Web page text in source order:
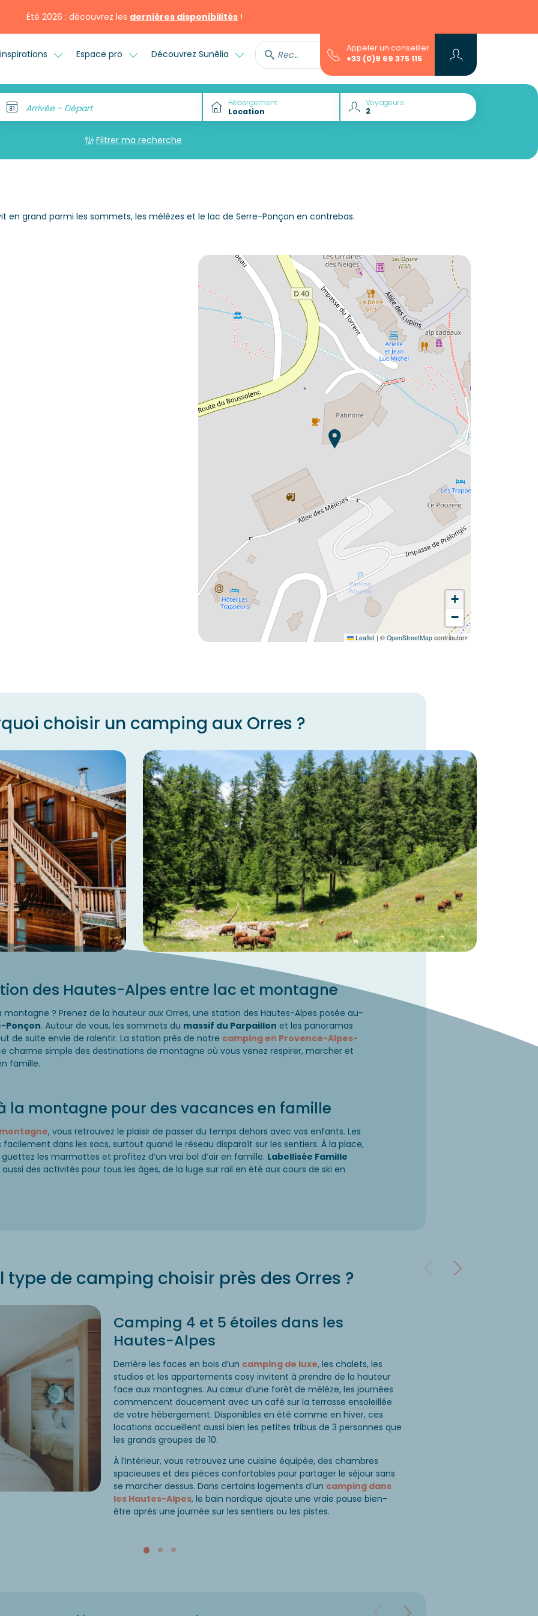
Été 2026 : découvrez les dernières disponibilités !
Espace pro Découvrez Sunêlia Rechercher avec l'assistant...
Appeler un conseiller
+33 (0)9 69 375 115
Arrivée - Départ Hébergement Voyageurs
Filtrer ma recherche
en grand parmi les sommets, les mélèzes et le lac de Serre-Ponçon en contrebas.
Envie de découvrir :
Résidence Les Logis d’Orres ?
Découvrir
+
−
Leaflet | © OpenStreetMapcontributors
choisir un camping aux Orres ?
des Hautes-Alpes entre lac et montagne
montagne ? Prenez de la hauteur aux Orres, une station des Hautes-Alpes posée au-
Ponçon. Autour de vous, les sommets du massif du Parpaillon et les panoramas
de suite envie de ralentir. La station près de notre camping en Provence-Alpes-
charme simple des destinations de montagne où vous venez respirer, marcher et
famille.
la montagne pour des vacances en famille
, vous retrouvez le plaisir de passer du temps dehors avec vos enfants. Les
dans les sacs, surtout quand le réseau disparaît sur les sentiers. À la place,
les marmottes et profitez d’un vrai bol d’air en famille. Labellisée Famille
des activités pour tous les âges, de la luge sur rail en été aux cours de ski en
type de camping choisir près des Orres ?
Camping 4 et 5 étoiles dans les
Hautes-Alpes
Derrière les faces en bois d’un camping de luxe, les chalets, les
studios et les appartements cosy invitent à prendre de la hauteur
face aux montagnes. Au cœur d’une forêt de mélèze, les journées
commencent doucement avec un café sur la terrasse ensoleillée
de votre hébergement. Disponibles en été comme en hiver, ces
locations accueillent aussi bien les petites tribus de 3 personnes que
les grands groupes de 10.
À l’intérieur, vous retrouvez une cuisine équipée, des chambres
spacieuses et des pièces confortables pour partager le séjour sans
se marcher dessus. Dans certains logements d’un camping dans
les Hautes-Alpes, le bain nordique ajoute une vraie pause bien-
être après une journée sur les sentiers ou les pistes.